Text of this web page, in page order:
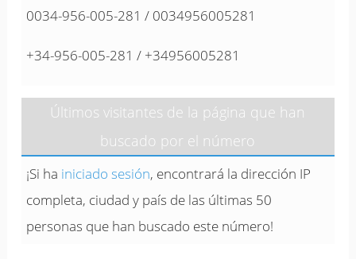
0034-956-005-281 / 0034956005281
+34-956-005-281 / +34956005281
Últimos visitantes de la página que han
buscado por el número
¡Si ha iniciado sesión, encontrará la dirección IP
completa, ciudad y país de las últimas 50
personas que han buscado este número!